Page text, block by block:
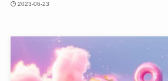
2023-06-23